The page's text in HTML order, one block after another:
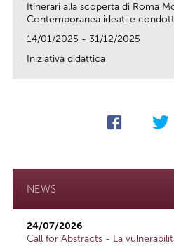
Itinerari alla scoperta di Roma
Contemporanea ideati e
14/01/2025 - 31/12/2025
Iniziativa didattica
NEWS
24/07/2026
Call for Abstracts - La